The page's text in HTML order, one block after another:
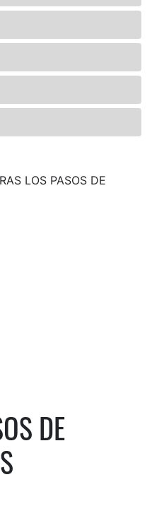
LOS PASOS DE
DE